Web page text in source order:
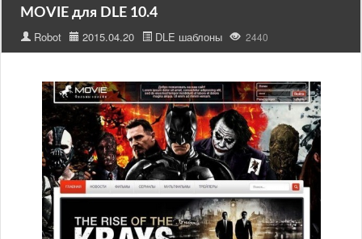
MOVIE для DLE 10.4
Robot 2015.04.20 DLE шаблоны 2440